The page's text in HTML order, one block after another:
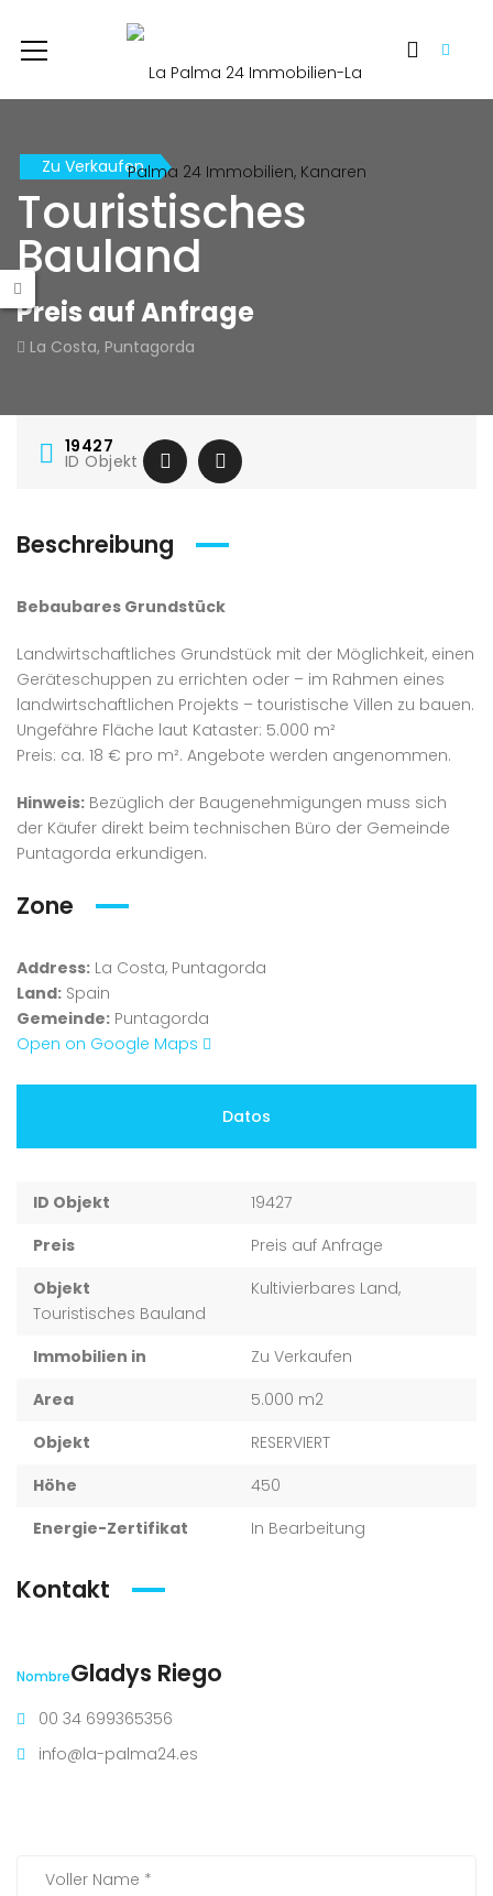
Zu Verkaufen
Touristisches
Bauland
Preis auf Anfrage
La Costa, Puntagorda
19427
ID Objekt
Beschreibung
Bebaubares Grundstück
Landwirtschaftliches Grundstück mit der Möglichkeit, einen
Geräteschuppen zu errichten oder – im Rahmen eines
landwirtschaftlichen Projekts – touristische Villen zu bauen.
Ungefähre Fläche laut Kataster: 5.000 m²
Preis: ca. 18 € pro m². Angebote werden angenommen.
Hinweis: Bezüglich der Baugenehmigungen muss sich
der Käufer direkt beim technischen Büro der Gemeinde
Puntagorda erkundigen.
Zone
Address: La Costa, Puntagorda
Land: Spain
Gemeinde: Puntagorda
Open on Google Maps
Datos
ID Objekt
19427
Preis
Preis auf Anfrage
Objekt
Kultivierbares Land,
Touristisches Bauland
Immobilien in
Zu Verkaufen
Area
5.000 m2
Objekt
RESERVIERT
Höhe
450
Energie-Zertifikat
In Bearbeitung
Kontakt
NombreGladys Riego
00 34 699365356
info@la-palma24.es